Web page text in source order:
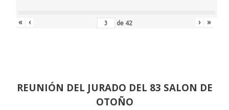
« ‹ de 42 › »
REUNIÓN DEL JURADO DEL 83 SALON DE
OTOÑO